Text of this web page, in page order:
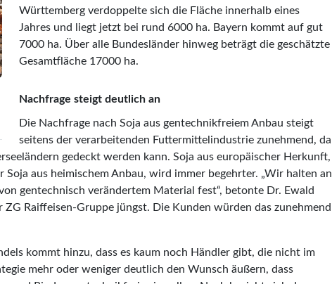
Württemberg verdoppelte sich die Fläche innerhalb eines
Jahres und liegt jetzt bei rund 6000 ha. Bayern kommt auf gut
7000 ha. Über alle Bundesländer hinweg beträgt die geschätzte
Gesamtfläche 17000 ha.
Nachfrage steigt deutlich an
Die Nachfrage nach Soja aus gentechnikfreiem Anbau steigt
seitens der verarbeitenden Futtermittelindustrie zunehmend, da
gedeckt werden kann. Soja aus europäischer Herkunft,
aus heimischem Anbau, wird immer begehrter. „Wir halten an
gentechnisch verändertem Material fest“, betonte Dr. Ewald
ZG Raiffeisen-Gruppe jüngst. Die Kunden würden das zunehmend
kommt hinzu, dass es kaum noch Händler gibt, die nicht im
mehr oder weniger deutlich den Wunsch äußern, dass